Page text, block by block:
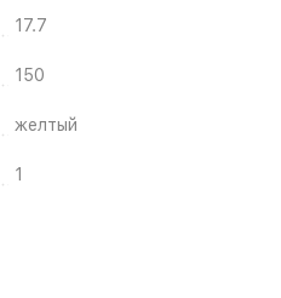
17.7
150
желтый
1